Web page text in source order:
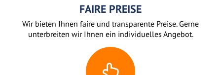
FAIRE PREISE
Wir bieten Ihnen faire und transparente Preise. Gerne
unterbreiten wir Ihnen ein individuelles Angebot.